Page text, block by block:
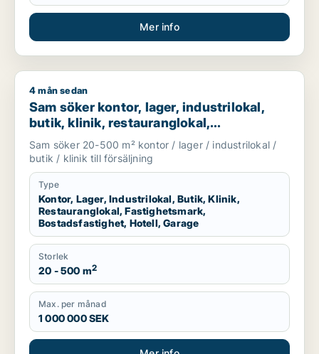
Mer info
Sam söker kontor, lager, industrilokal, butik, klinik,
4 mån sedan
Sam söker kontor, lager, industrilokal,
butik, klinik, restauranglokal,
fastighetsmark, bostadsfastighet, hotell
eller garage till salu i Malmö
Sam söker 20-500 m² kontor / lager / industrilokal /
butik / klinik till försäljning
Type
Kontor, Lager, Industrilokal, Butik, Klinik,
Restauranglokal, Fastighetsmark,
Bostadsfastighet, Hotell, Garage
Storlek
20 - 500 m2
Max. per månad
1 000 000 SEK